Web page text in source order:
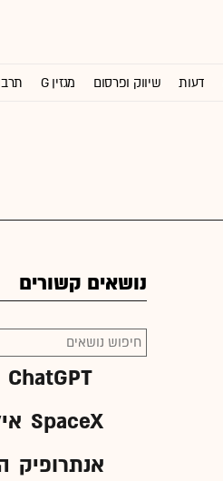
דעות שיווק ופרסום מגזין G
נושאים קשורים
ChatGPT
SpaceX
אנתרופיק